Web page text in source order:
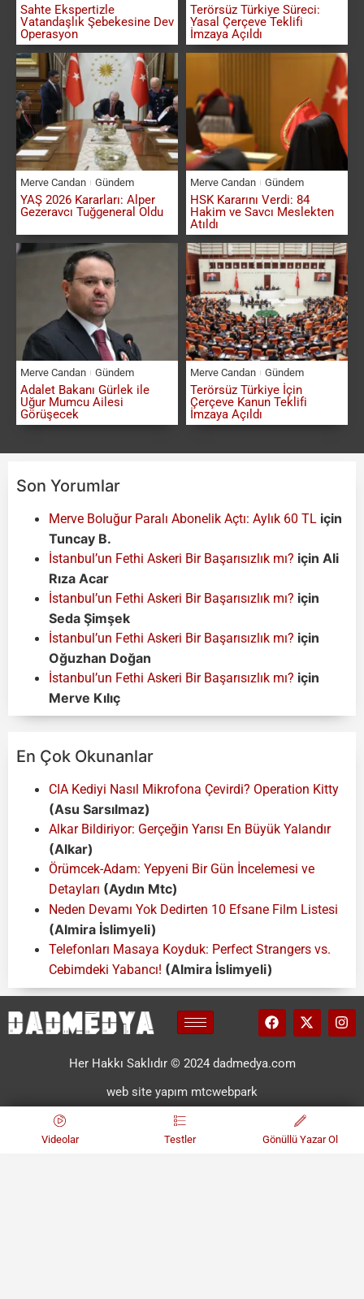
Sahte Ekspertizle
Vatandaşlık Şebekesine Dev
Operasyon
Terörsüz Türkiye Süreci:
Yasal Çerçeve Teklifi
İmzaya Açıldı
Merve Candan Gündem
YAŞ 2026 Kararları: Alper
Gezeravcı Tuğgeneral Oldu
Merve Candan Gündem
HSK Kararını Verdi: 84
Hakim ve Savcı Meslekten
Atıldı
Merve Candan Gündem
Adalet Bakanı Gürlek ile
Uğur Mumcu Ailesi
Görüşecek
Merve Candan Gündem
Terörsüz Türkiye İçin
Çerçeve Kanun Teklifi
İmzaya Açıldı
Son Yorumlar
Merve Boluğur Paralı Abonelik Açtı: Aylık 60 TL için
Tuncay B.
İstanbul’un Fethi Askeri Bir Başarısızlık mı? için Ali
Rıza Acar
İstanbul’un Fethi Askeri Bir Başarısızlık mı? için
Seda Şimşek
İstanbul’un Fethi Askeri Bir Başarısızlık mı? için
Oğuzhan Doğan
İstanbul’un Fethi Askeri Bir Başarısızlık mı? için
Merve Kılıç
En Çok Okunanlar
CIA Kediyi Nasıl Mikrofona Çevirdi? Operation Kitty
(Asu Sarsılmaz)
Alkar Bildiriyor: Gerçeğin Yarısı En Büyük Yalandır
(Alkar)
Örümcek-Adam: Yepyeni Bir Gün İncelemesi ve
Detayları (Aydın Mtc)
Neden Devamı Yok Dedirten 10 Efsane Film Listesi
(Almira İslimyeli)
Telefonları Masaya Koyduk: Perfect Strangers vs.
Cebimdeki Yabancı! (Almira İslimyeli)
Her Hakkı Saklıdır © 2024 dadmedya.com
web site yapım mtcwebpark
Videolar Testler Gönüllü Yazar Ol